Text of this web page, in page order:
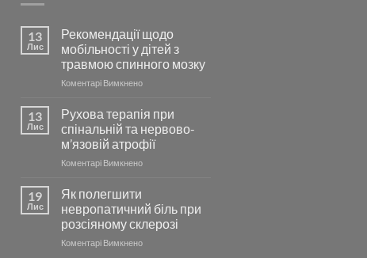
13
Лис
Рекомендації щодо
мобільності у дітей з
травмою спинного мозку
Коментарі Вимкненодо
щодо
мобільності
у
дітей
з
мозку
13
Лис
Рухова терапія при
спінальній та нервово-
м’язовій атрофії
Коментарі Вимкненодо
при
спінальній
та
нервово-
19
Лис
Як полегшити
невропатичний біль при
розсіяному склерозі
Коментарі Вимкненодо